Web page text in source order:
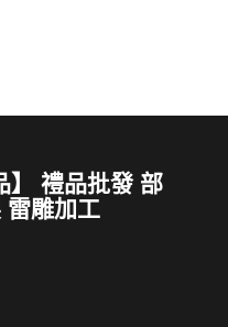
】 禮品批發 部
雷雕加工